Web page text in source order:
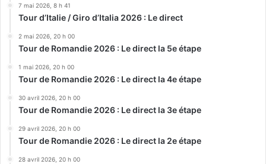
7 mai 2026, 8 h 41
Tour d’Italie / Giro d’Italia 2026 : Le direct
2 mai 2026, 20 h 00
Tour de Romandie 2026 : Le direct la 5e étape
1 mai 2026, 20 h 00
Tour de Romandie 2026 : Le direct la 4e étape
30 avril 2026, 20 h 00
Tour de Romandie 2026 : Le direct la 3e étape
29 avril 2026, 20 h 00
Tour de Romandie 2026 : Le direct la 2e étape
28 avril 2026, 20 h 00